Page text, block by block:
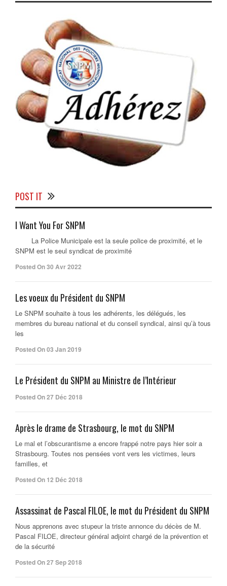
POST IT
I Want You For SNPM
La Police Municipale est la seule police de proximité, et le
SNPM est le seul syndicat de proximité
Posted On 30 Avr 2022
Les voeux du Président du SNPM
Le SNPM souhaite à tous les adhérents, les délégués, les
membres du bureau national et du conseil syndical, ainsi qu’à tous
les
Posted On 03 Jan 2019
Le Président du SNPM au Ministre de l’Intérieur
Posted On 27 Déc 2018
Après le drame de Strasbourg, le mot du SNPM
Le mal et l’obscurantisme a encore frappé notre pays hier soir a
Strasbourg. Toutes nos pensées vont vers les victimes, leurs
familles, et
Posted On 12 Déc 2018
Assassinat de Pascal FILOE, le mot du Président du SNPM
Nous apprenons avec stupeur la triste annonce du décès de M.
Pascal FILOE, directeur général adjoint chargé de la prévention et
de la sécurité
Posted On 27 Sep 2018